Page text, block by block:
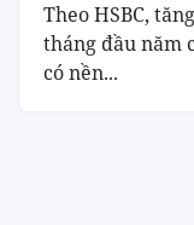
Theo HSBC,
tháng đầu năm
có nền...